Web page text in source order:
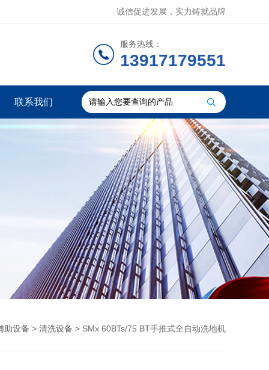
诚信促进发展，实力铸就品牌
服务热线：
13917179551
联系我们
助设备 > 清洗设备 > SMx 60BTs/75 BT手推式全自动洗地机